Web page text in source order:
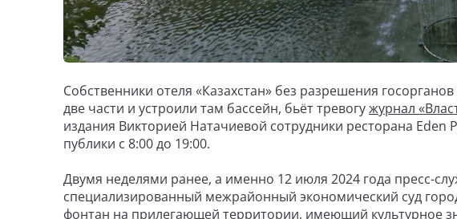
Собственники отеля «Казахстан» без разрешения
две части и устроили там бассейн, бьёт тревогужурнал
издания Викторией Натачиевой сотрудники ресторана Eden
публики с 8:00 до 19:00.
Двумя неделями ранее, а именно 12 июля 2024 года пресс-
специализированный межрайонный экономический суд
фонтан на прилегающей территории, имеющий культурное